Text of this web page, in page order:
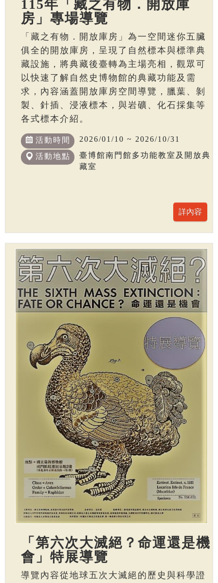
115年「藏之有物．開放庫
房」專場導覽
「藏之有物．開放庫房」為一空間迷你五臟
俱全的開放庫房，呈現了自然標本與標準典
藏設施，將典藏後臺轉為主場亮相，觀眾可
以快速了解自然史博物館的典藏功能及需
求，內容涵蓋開放庫房空間導覽，臘葉、剝
製、針插、浸液標本，與岩礦、化石採集等
各式標本介紹。
活動時間 2026/01/10 ~ 2026/10/31
活動地點
臺博館南門館多功能教室及開放典
藏室
「第六次大滅絕？命運還是機
會」特展導覽
導覽內容從地球五次大滅絕的歷史與科學證